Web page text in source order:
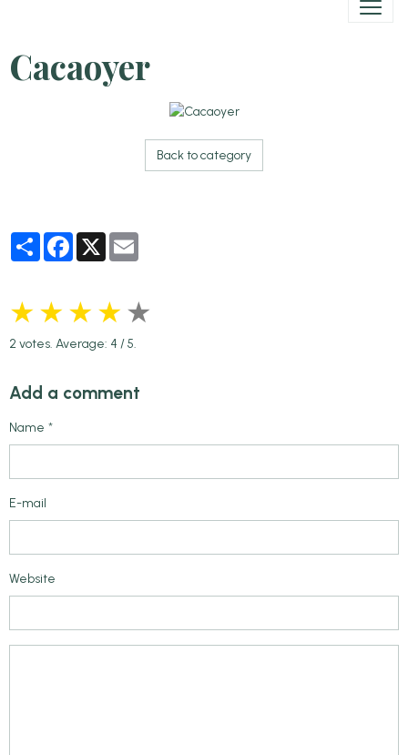
Cacaoyer
Back to category
PartagerFacebook
X
★★★★★
2votes. Average: 4 / 5.
Add a comment
Name
E-mail
Website